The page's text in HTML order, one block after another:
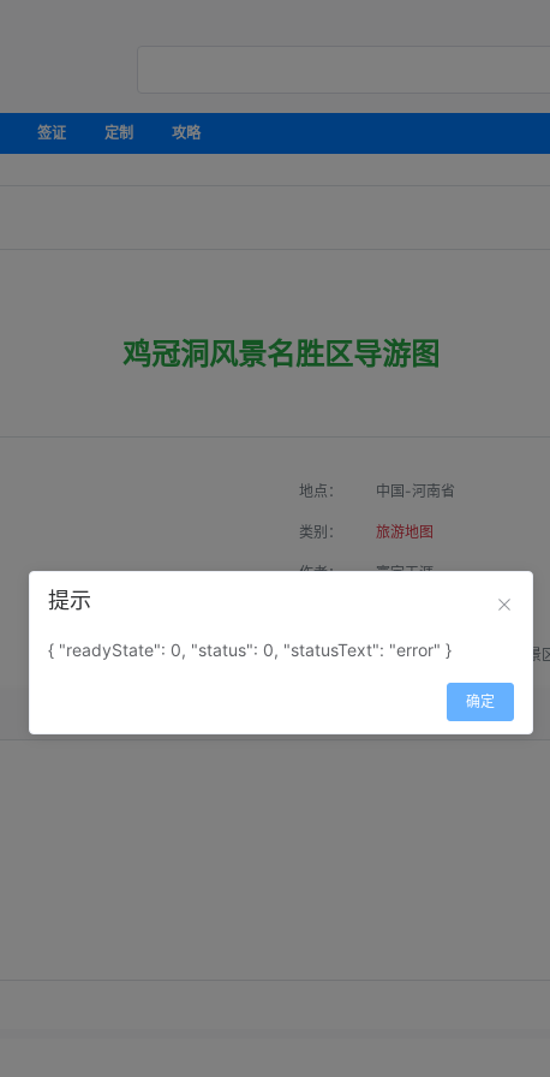
签证 定制
攻略
鸡冠洞风景名胜区导游图
地点： 中国-河南省
类别： 旅游地图
作者： 寰宇天涯
属性： 地图属性： 地图类型-景
提示
{ "readyState": 0, "status": 0, "statusText": "error" }
确定